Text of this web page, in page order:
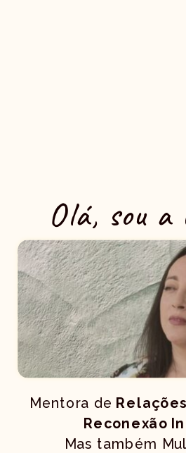
Olá, sou
Mentora de
Reconexão
Mas também